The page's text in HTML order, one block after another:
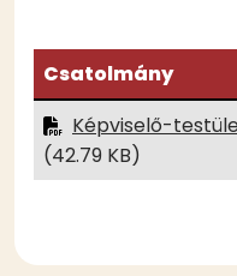
Csatolmány
Képviselő-
(42.79 KB)